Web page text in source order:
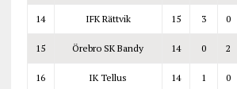
14 IFK Rättvik 15 3 0
15 Örebro SK Bandy 14 0 2
16 IK Tellus 14 1 0